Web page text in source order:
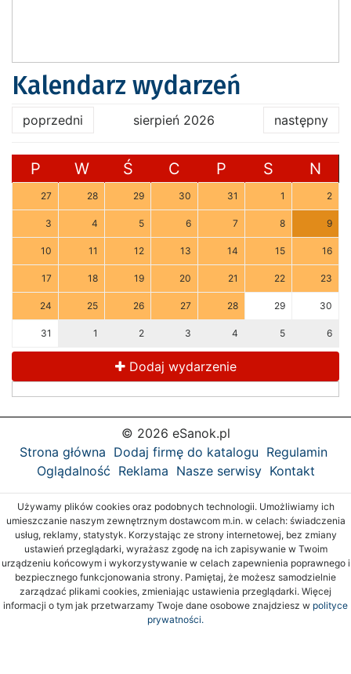
Kalendarz wydarzeń
poprzedni sierpień 2026 następny
P W Ś C P S N
27 28 29 30 31 1 2
3 4 5 6 7 8 9
10 11 12 13 14 15 16
17 18 19 20 21 22 23
24 25 26 27 28 29 30
31 1 2 3 4 5 6
Dodaj wydarzenie
© 2026 eSanok.pl
Strona główna Dodaj firmę do katalogu Regulamin
Oglądalność Reklama Nasze serwisy Kontakt
Używamy plików cookies oraz podobnych technologii. Umożliwiamy ich
umieszczanie naszym zewnętrznym dostawcom m.in. w celach: świadczenia
usług, reklamy, statystyk. Korzystając ze strony internetowej, bez zmiany
ustawień przeglądarki, wyrażasz zgodę na ich zapisywanie w Twoim
urządzeniu końcowym i wykorzystywanie w celach zapewnienia poprawnego i
bezpiecznego funkcjonowania strony. Pamiętaj, że możesz samodzielnie
zarządzać plikami cookies, zmieniając ustawienia przeglądarki. Więcej
informacji o tym jak przetwarzamy Twoje dane osobowe znajdziesz w polityce
prywatności.